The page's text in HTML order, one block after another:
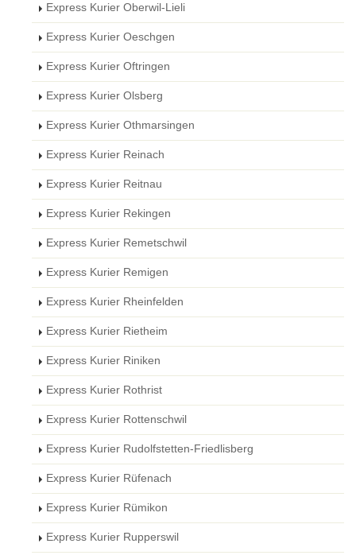
Express Kurier Oberwil-Lieli
Express Kurier Oeschgen
Express Kurier Oftringen
Express Kurier Olsberg
Express Kurier Othmarsingen
Express Kurier Reinach
Express Kurier Reitnau
Express Kurier Rekingen
Express Kurier Remetschwil
Express Kurier Remigen
Express Kurier Rheinfelden
Express Kurier Rietheim
Express Kurier Riniken
Express Kurier Rothrist
Express Kurier Rottenschwil
Express Kurier Rudolfstetten-Friedlisberg
Express Kurier Rüfenach
Express Kurier Rümikon
Express Kurier Rupperswil